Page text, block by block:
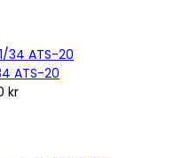
ATS-20
kr